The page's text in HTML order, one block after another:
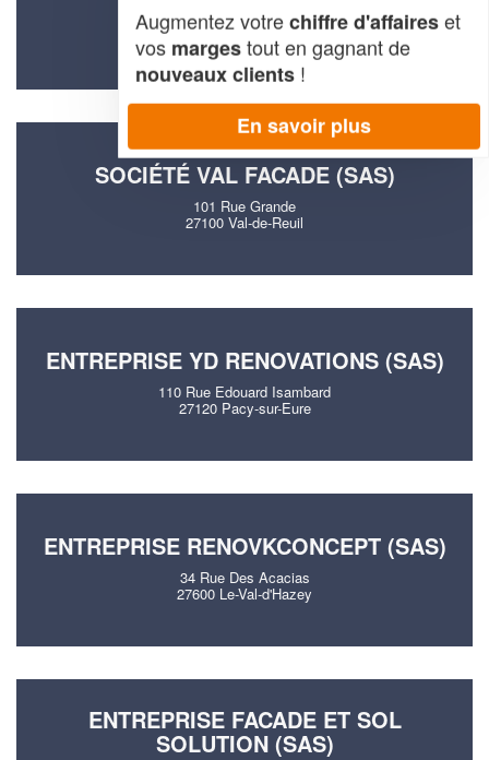
79 Rue Massacre
27400 Louviers
SOCIÉTÉ VAL FACADE (SAS)
101 Rue Grande
27100 Val-de-Reuil
ENTREPRISE YD RENOVATIONS (SAS)
110 Rue Edouard Isambard
27120 Pacy-sur-Eure
ENTREPRISE RENOVKCONCEPT (SAS)
34 Rue Des Acacias
27600 Le-Val-d'Hazey
ENTREPRISE FACADE ET SOL
SOLUTION (SAS)
Augmentez votrechiffre d'affaireset
vos margestout en gagnant de
nouveaux clients !
En savoir plus